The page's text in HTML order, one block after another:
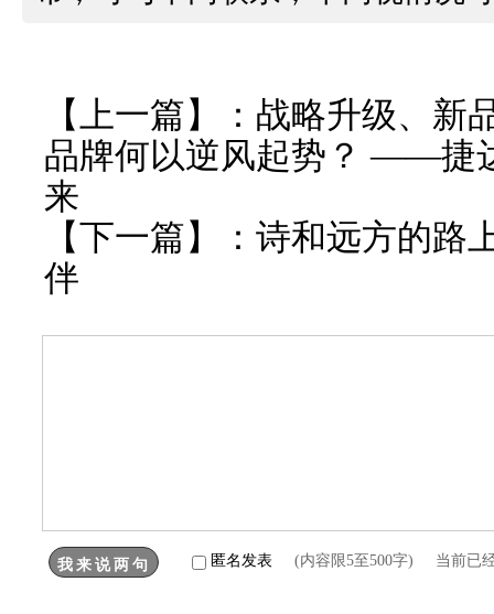
【上一篇】： 战略升级、新
品牌何以逆风起势？ ——捷
来
【下一篇】： 诗和远方的路
伴
匿名发表 (内容限5至500字) 当前已